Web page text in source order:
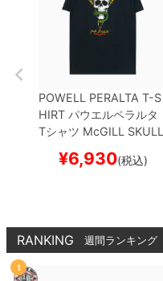
POWELL PERALTA T-S
HIRT パウエルペラルタ
Tシャツ McGILL SKULL
トボード スケボー
¥6,930(税込)
RANKING 週間ランキング
1